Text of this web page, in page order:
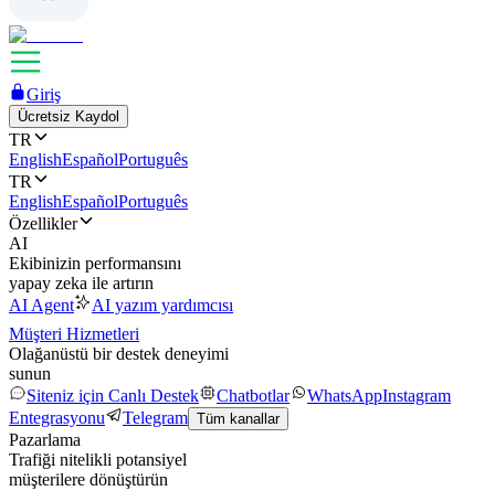
Giriş
Ücretsiz Kaydol
TR
EnglishEspañolPortuguês
TR
EnglishEspañolPortuguês
Özellikler
AI
Ekibinizin performansını
yapay zeka ile artırın
AI Agent
AI yazım yardımcısı
Müşteri Hizmetleri
Olağanüstü bir destek deneyimi
sunun
Siteniz için Canlı Destek
Chatbotlar WhatsAppInstagram
Entegrasyonu
Telegram Tüm kanallar
Pazarlama
Trafiği nitelikli potansiyel
müşterilere dönüştürün